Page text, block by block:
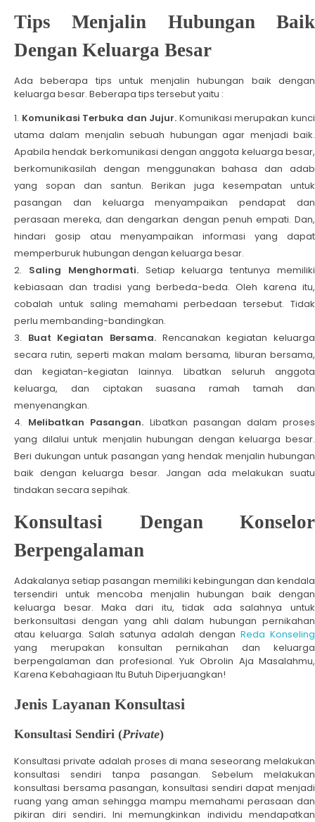
Tips Menjalin Hubungan Baik
Dengan Keluarga Besar
Ada beberapa tips untuk menjalin hubungan baik dengan
keluarga besar. Beberapa tips tersebut yaitu :
Komunikasi Terbuka dan Jujur. Komunikasi merupakan kunci
utama dalam menjalin sebuah hubungan agar menjadi baik.
Apabila hendak berkomunikasi dengan anggota keluarga besar,
berkomunikasilah dengan menggunakan bahasa dan adab
yang sopan dan santun. Berikan juga kesempatan untuk
pasangan dan keluarga menyampaikan pendapat dan
perasaan mereka, dan dengarkan dengan penuh empati. Dan,
hindari gosip atau menyampaikan informasi yang dapat
memperburuk hubungan dengan keluarga besar.
Saling Menghormati. Setiap keluarga tentunya memiliki
kebiasaan dan tradisi yang berbeda-beda. Oleh karena itu,
cobalah untuk saling memahami perbedaan tersebut. Tidak
perlu membanding-bandingkan.
Buat Kegiatan Bersama. Rencanakan kegiatan keluarga
secara rutin, seperti makan malam bersama, liburan bersama,
dan kegiatan-kegiatan lainnya. Libatkan seluruh anggota
keluarga, dan ciptakan suasana ramah tamah dan
menyenangkan.
Melibatkan Pasangan. Libatkan pasangan dalam proses
yang dilalui untuk menjalin hubungan dengan keluarga besar.
Beri dukungan untuk pasangan yang hendak menjalin hubungan
baik dengan keluarga besar. Jangan ada melakukan suatu
tindakan secara sepihak.
Konsultasi Dengan Konselor
Berpengalaman
Adakalanya setiap pasangan memiliki kebingungan dan kendala
tersendiri untuk mencoba menjalin hubungan baik dengan
keluarga besar. Maka dari itu, tidak ada salahnya untuk
berkonsultasi dengan yang ahli dalam hubungan pernikahan
atau keluarga. Salah satunya adalah dengan Reda Konseling
yang merupakan konsultan pernikahan dan keluarga
berpengalaman dan profesional. Yuk Obrolin Aja Masalahmu,
Karena Kebahagiaan Itu Butuh Diperjuangkan!
Jenis Layanan Konsultasi
Konsultasi Sendiri (Private)
Konsultasi private adalah proses di mana seseorang melakukan
konsultasi sendiri tanpa pasangan. Sebelum melakukan
konsultasi bersama pasangan, konsultasi sendiri dapat menjadi
ruang yang aman sehingga mampu memahami perasaan dan
pikiran diri sendiri. Ini memungkinkan individu mendapatkan